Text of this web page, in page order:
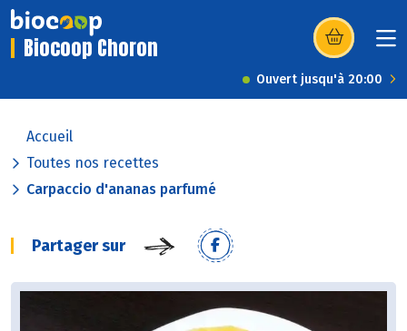
Biocoop Choron (s’ouvre dans
Ouvert jusqu'à 20:00
Accueil
Toutes nos recettes
Carpaccio d'ananas parfumé
Partager sur